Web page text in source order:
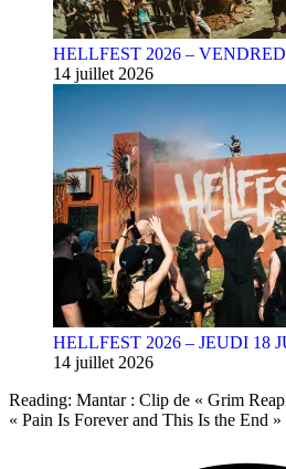
HELLFEST 2026 –
14 juillet 2026
HELLFEST 2026 – JEUDI 18
14 juillet 2026
Reading: Mantar : Clip de « Grim
« Pain Is Forever and This Is the End »